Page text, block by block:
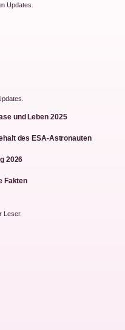
Updates.
und Leben 2025
des ESA-Astronauten
2026
Fakten
Leser.